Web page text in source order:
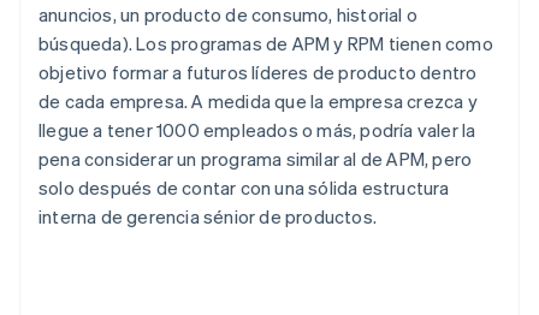
anuncios, un producto de consumo, historial o
búsqueda). Los programas de APM y RPM tienen como
objetivo formar a futuros líderes de producto dentro
de cada empresa. A medida que la empresa crezca y
llegue a tener 1000 empleados o más, podría valer la
pena considerar un programa similar al de APM, pero
solo después de contar con una sólida estructura
interna de gerencia sénior de productos.